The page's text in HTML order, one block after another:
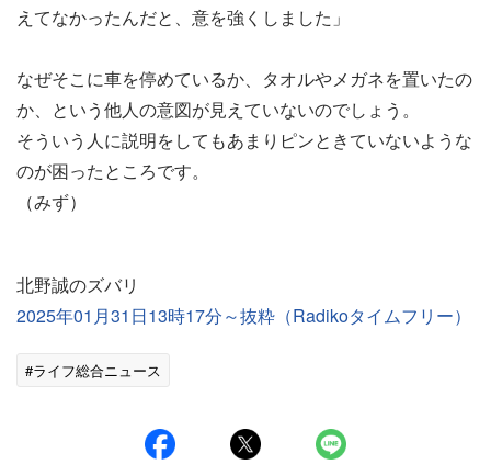
えてなかったんだと、意を強くしました」
なぜそこに車を停めているか、タオルやメガネを置いたの
か、という他人の意図が見えていないのでしょう。
そういう人に説明をしてもあまりピンときていないような
のが困ったところです。
（みず）
北野誠のズバリ
2025年01月31日13時17分～抜粋（Radikoタイムフリー）
#ライフ総合ニュース